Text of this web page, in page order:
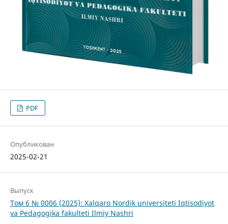
PDF
Опубликован
2025-02-21
Выпуск
Том 6 № 0006 (2025): Xalqaro Nordik universiteti Iqtisodiyot
va Pedagogika fakulteti Ilmiy Nashri